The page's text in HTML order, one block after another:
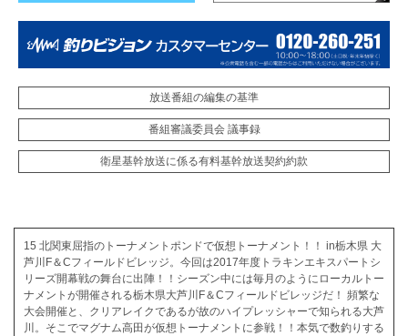
放送番組の編集の基準
番組審議委員会 議事録
衛星基幹放送に係る有料基幹放送契約約款
15 北関東屈指のトーナメントポンドで仮想トーナメント！！ in栃木県 大
芦川F＆Cフィールドビレッジ。今回は2017年度トラキンエキスパートシ
リーズ開幕戦の舞台に出陣！！シーズン中には毎月のようにローカルトー
ナメントが開催される栃木県大芦川F＆Cフィールドビレッジだ！ 頻繁な
大会開催と、クリアレイクであるが故のハイプレッシャーで知られる大芦
川。そこでマグナム高田が仮想トーナメントに参戦！！本気で数釣りする